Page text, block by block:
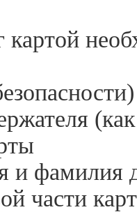
картой
фамилия
части